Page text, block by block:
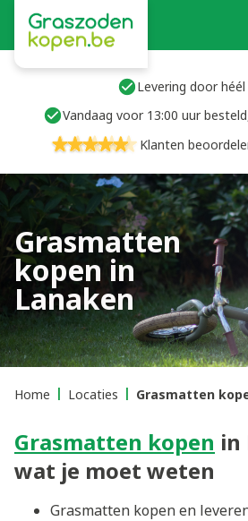
Levering door héél
Vandaag voor 13:00 uur
Klanten
Grasmatten
kopen in
Lanaken
Home Locaties Grasmatten
Grasmatten kopen in
wat je moet weten
Grasmatten kopen en